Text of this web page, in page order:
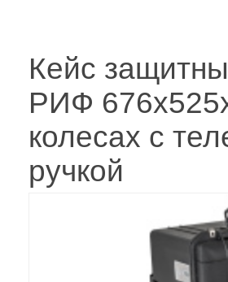
Кейс
РИФ
колесах с
ручкой